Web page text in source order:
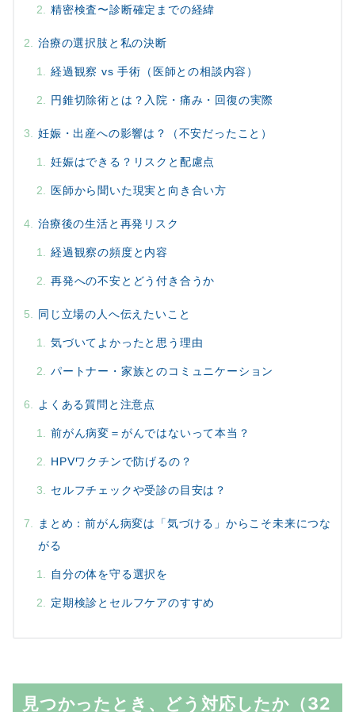
精密検査〜診断確定までの経緯
治療の選択肢と私の決断
経過観察 vs 手術（医師との相談内容）
円錐切除術とは？入院・痛み・回復の実際
妊娠・出産への影響は？（不安だったこと）
妊娠はできる？リスクと配慮点
医師から聞いた現実と向き合い方
治療後の生活と再発リスク
経過観察の頻度と内容
再発への不安とどう付き合うか
同じ立場の人へ伝えたいこと
気づいてよかったと思う理由
パートナー・家族とのコミュニケーション
よくある質問と注意点
前がん病変＝がんではないって本当？
HPVワクチンで防げるの？
セルフチェックや受診の目安は？
まとめ：前がん病変は「気づける」からこそ未来につな
がる
自分の体を守る選択を
定期検診とセルフケアのすすめ
見つかったとき、どう対応したか（32